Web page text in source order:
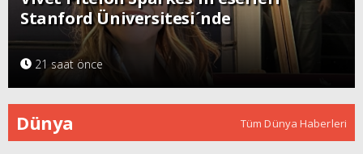
Stanford Üniversitesi´nde
21 saat önce
Dünya Tüm Dünya Haberleri